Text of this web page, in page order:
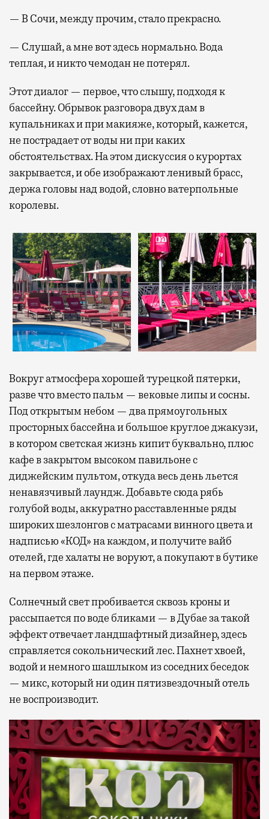
— В Сочи, между прочим, стало прекрасно.
— Слушай, а мне вот здесь нормально. Вода
теплая, и никто чемодан не потерял.
Этот диалог — первое, что слышу, подходя к
бассейну. Обрывок разговора двух дам в
купальниках и при макияже, который, кажется,
не пострадает от воды ни при каких
обстоятельствах. На этом дискуссия о курортах
закрывается, и обе изображают ленивый брасс,
держа головы над водой, словно ватерпольные
королевы.
Вокруг атмосфера хорошей турецкой пятерки,
разве что вместо пальм — вековые липы и сосны.
Под открытым небом — два прямоугольных
просторных бассейна и большое круглое джакузи,
в котором светская жизнь кипит буквально, плюс
кафе в закрытом высоком павильоне с
диджейским пультом, откуда весь день льется
ненавязчивый лаундж. Добавьте сюда рябь
голубой воды, аккуратно расставленные ряды
широких шезлонгов с матрасами винного цвета и
надписью «КОД» на каждом, и получите вайб
отелей, где халаты не воруют, а покупают в бутике
на первом этаже.
Солнечный свет пробивается сквозь кроны и
рассыпается по воде бликами — в Дубае за такой
эффект отвечает ландшафтный дизайнер, здесь
справляется сокольнический лес. Пахнет хвоей,
водой и немного шашлыком из соседних беседок
— микс, который ни один пятизвездочный отель
не воспроизводит.